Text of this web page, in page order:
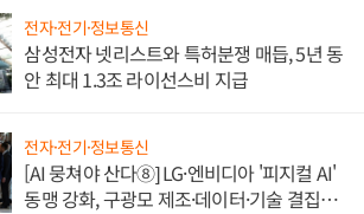
전자·전기·정보통신
삼성전자 넷리스트와 특허분쟁 매듭, 5년 동
안 최대 1.3조 라이선스비 지급
전자·전기·정보통신
[AI 뭉쳐야 산다⑧] LG·엔비디아 '피지컬 AI'
동맹 강화, 구광모 제조·데이터·기술 결집